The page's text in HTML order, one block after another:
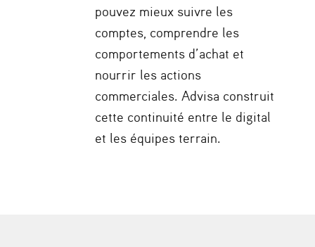
pouvez mieux suivre les
comptes, comprendre les
comportements d’achat et
nourrir les actions
commerciales. Advisa construit
cette continuité entre le digital
et les équipes terrain.